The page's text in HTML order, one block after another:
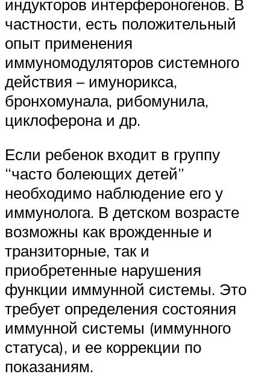
индукторов интерфероногенов. В
частности, есть положительный
опыт применения
иммуномодуляторов системного
действия – имунорикса,
бронхомунала, рибомунила,
циклоферона и др.
Если ребенок входит в группу
“часто болеющих детей”
необходимо наблюдение его у
иммунолога. В детском возрасте
возможны как врожденные и
транзиторные, так и
приобретенные нарушения
функции иммунной системы. Это
требует определения состояния
иммунной системы (иммунного
статуса), и ее коррекции по
показаниям.